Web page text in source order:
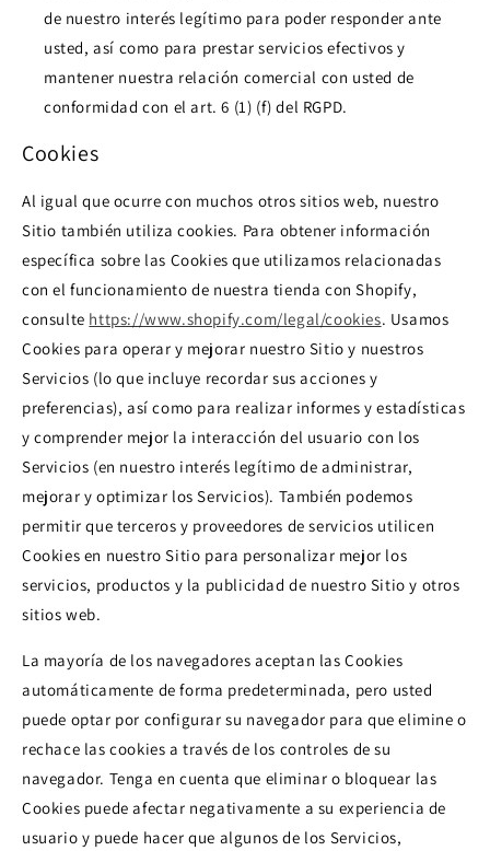
de nuestro interés legítimo para poder responder ante
usted, así como para prestar servicios efectivos y
mantener nuestra relación comercial con usted de
conformidad con el art. 6 (1) (f) del RGPD.
Cookies
Al igual que ocurre con muchos otros sitios web, nuestro
Sitio también utiliza cookies. Para obtener información
específica sobre las Cookies que utilizamos relacionadas
con el funcionamiento de nuestra tienda con Shopify,
consulte https://www.shopify.com/legal/cookies. Usamos
Cookies para operar y mejorar nuestro Sitio y nuestros
Servicios (lo que incluye recordar sus acciones y
preferencias), así como para realizar informes y estadísticas
y comprender mejor la interacción del usuario con los
Servicios (en nuestro interés legítimo de administrar,
mejorar y optimizar los Servicios). También podemos
permitir que terceros y proveedores de servicios utilicen
Cookies en nuestro Sitio para personalizar mejor los
servicios, productos y la publicidad de nuestro Sitio y otros
sitios web.
La mayoría de los navegadores aceptan las Cookies
automáticamente de forma predeterminada, pero usted
puede optar por configurar su navegador para que elimine o
rechace las cookies a través de los controles de su
navegador. Tenga en cuenta que eliminar o bloquear las
Cookies puede afectar negativamente a su experiencia de
usuario y puede hacer que algunos de los Servicios,